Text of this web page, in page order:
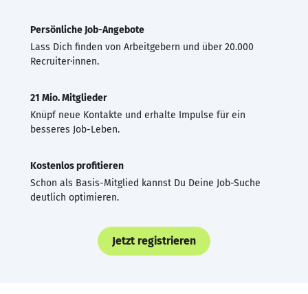
Persönliche Job-Angebote
Lass Dich finden von Arbeitgebern und über 20.000
Recruiter·innen.
21 Mio. Mitglieder
Knüpf neue Kontakte und erhalte Impulse für ein
besseres Job-Leben.
Kostenlos profitieren
Schon als Basis-Mitglied kannst Du Deine Job-Suche
deutlich optimieren.
Jetzt registrieren